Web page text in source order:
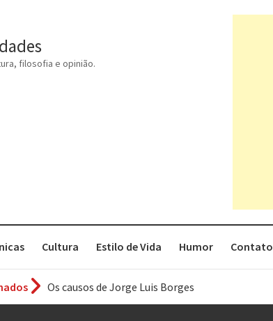
filosofia e opinião.
Cultura Estilo de Vida Humor Contato
Os causos de Jorge Luis Borges